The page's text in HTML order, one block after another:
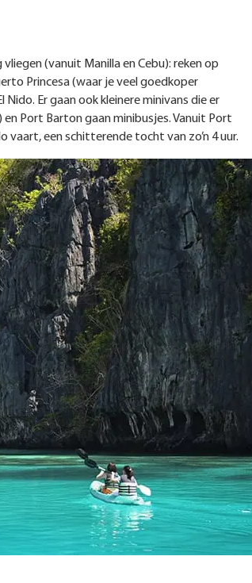
(vanuit Manilla en Cebu): reken op
Princesa (waar je veel goedkoper
Er gaan ook kleinere minivans die er
en Port Barton gaan minibusjes. Vanuit Port
vaart, een schitterende tocht van zo’n 4 uur.